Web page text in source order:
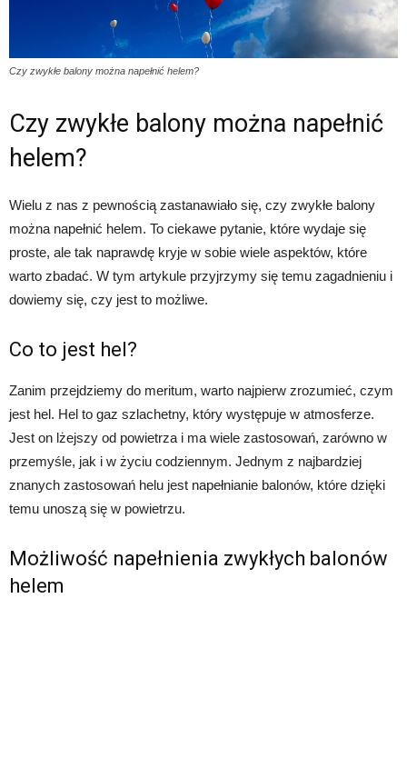
Czy zwykłe balony można napełnić helem?
Czy zwykłe balony można napełnić
helem?
Wielu z nas z pewnością zastanawiało się, czy zwykłe balony
można napełnić helem. To ciekawe pytanie, które wydaje się
proste, ale tak naprawdę kryje w sobie wiele aspektów, które
warto zbadać. W tym artykule przyjrzymy się temu zagadnieniu i
dowiemy się, czy jest to możliwe.
Co to jest hel?
Zanim przejdziemy do meritum, warto najpierw zrozumieć, czym
jest hel. Hel to gaz szlachetny, który występuje w atmosferze.
Jest on lżejszy od powietrza i ma wiele zastosowań, zarówno w
przemyśle, jak i w życiu codziennym. Jednym z najbardziej
znanych zastosowań helu jest napełnianie balonów, które dzięki
temu unoszą się w powietrzu.
Możliwość napełnienia zwykłych balonów
helem